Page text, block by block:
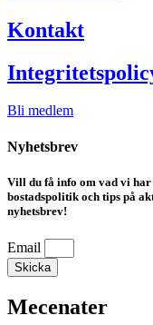
Kontakt
Bli medlem
Nyhetsbrev
Vill du få info om vad vi har
bostadspolitik och tips på
nyhetsbrev!
Email
Skicka
Mecenater